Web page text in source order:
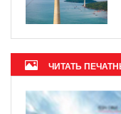
ЧИТАТЬ